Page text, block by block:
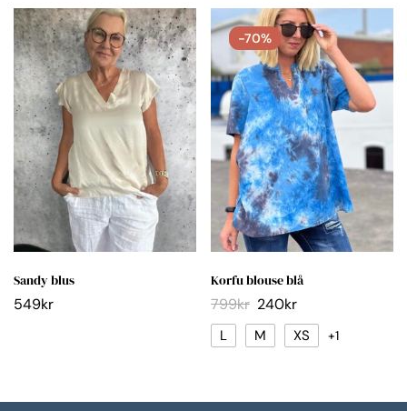
Sandy blus
549kr
-70%
Korfu blouse blå
799kr 240kr
L M XS +1